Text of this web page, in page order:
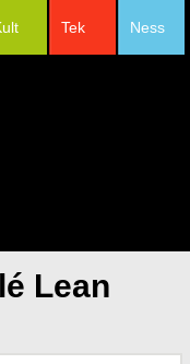
Ness
Tek
Lean